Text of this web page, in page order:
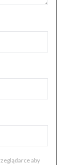
aby